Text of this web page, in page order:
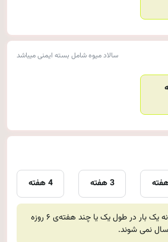
سالاد میوه شامل بسته ایمنی میباشد
3 هفته 4 هفته
ارسال بسته ها روزانه یک بار در طول یک یا چند هفته‌ی ۶ روزه
نمی شوند.